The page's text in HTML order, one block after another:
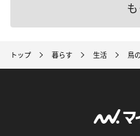
トップ 暮らす 生活 鳥